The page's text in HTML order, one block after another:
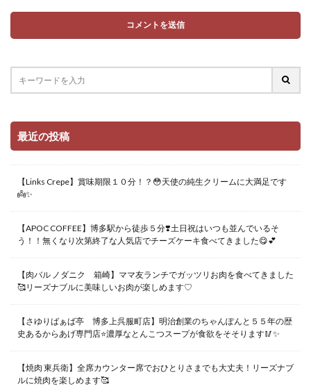
最近の投稿
【Links Crepe】賞味期限１０分！？😳天使の純生クリームに大満足です
👼✨
【APOC COFFEE】博多駅から徒歩５分❣️土日祝はいつも並んでいるそ
う！！無くなり次第終了な人気店でチーズケーキ食べてきました😋💕
【肉バル ノダニク 箱崎】ママ友ランチでガッツリお肉を食べてきました
🥰リーズナブルに美味しいお肉が楽しめます♡
【さゆりばぁば亭 博多上呉服町店】明治創業のちゃんぽんと５５年の歴
史あるからあげ専門店⭐️濃厚なとんこつスープが食欲をそそります🥢✨
【焼肉 東兵衛】全席カウンター席でおひとりさまでも大丈夫！リーズナブ
ルに焼肉を楽しめます🥰